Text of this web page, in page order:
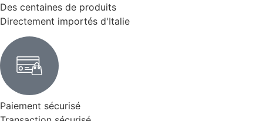
Des centaines de produits
Directement importés d'Italie
Paiement sécurisé